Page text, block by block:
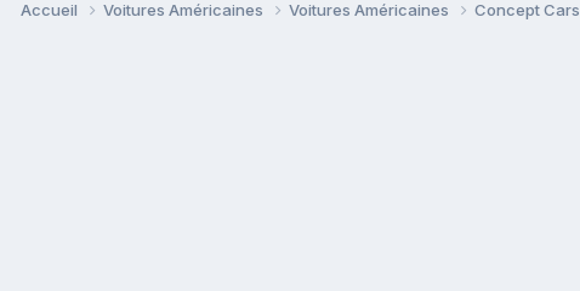
Accueil Voitures Américaines Voitures Américaines Concept Cars